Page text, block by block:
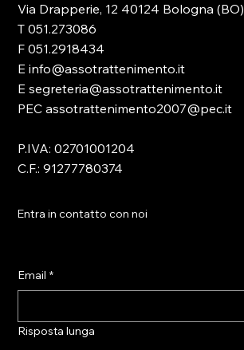
Via Drapperie, 12 40124 Bologna (BO)
T 051.273086
F 051.2918434
E info@assotrattenimento.it
E segreteria@assotrattenimento.it
PEC assotrattenimento2007@pec.it
P.IVA: 02701001204
C.F.: 91277780374
Entra in contatto con noi
Email *
Risposta lunga